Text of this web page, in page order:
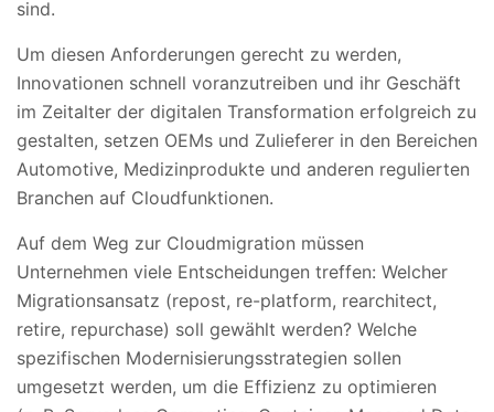
sind.
Um diesen Anforderungen gerecht zu werden,
Innovationen schnell voranzutreiben und ihr Geschäft
im Zeitalter der digitalen Transformation erfolgreich zu
gestalten, setzen OEMs und Zulieferer in den Bereichen
Automotive, Medizinprodukte und anderen regulierten
Branchen auf Cloudfunktionen.
Auf dem Weg zur Cloudmigration müssen
Unternehmen viele Entscheidungen treffen: Welcher
Migrationsansatz (repost, re-platform, rearchitect,
retire, repurchase) soll gewählt werden? Welche
spezifischen Modernisierungsstrategien sollen
umgesetzt werden, um die Effizienz zu optimieren